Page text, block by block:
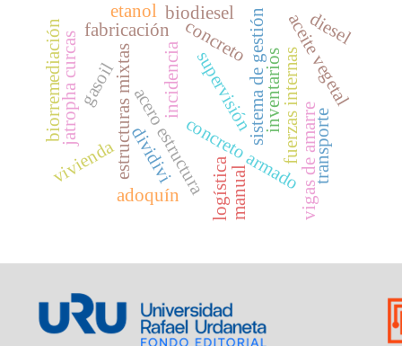
estructuras mixtas concreto armado
acero estructura
incidencia
vigas de amarre
fuerzas internas
sistema de gestión
supervisión
vivienda
manual
adoquín
concreto
fabricación
logística
inventarios
transporte
biodiesel
jatropha curcas aceite vegetal
etanol
gasoil
biorremediación diesel
dividivi